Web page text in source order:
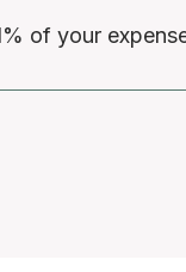
of your